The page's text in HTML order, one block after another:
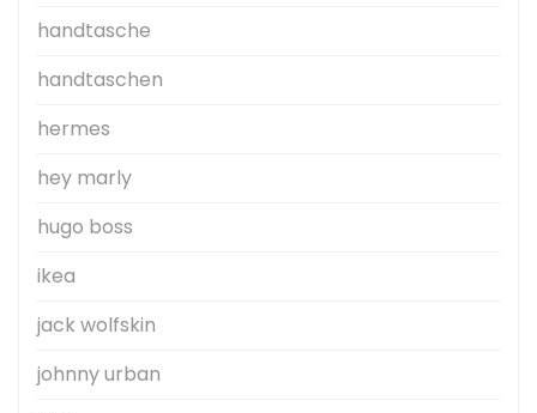
handtasche
handtaschen
hermes
hey marly
hugo boss
ikea
jack wolfskin
johnny urban